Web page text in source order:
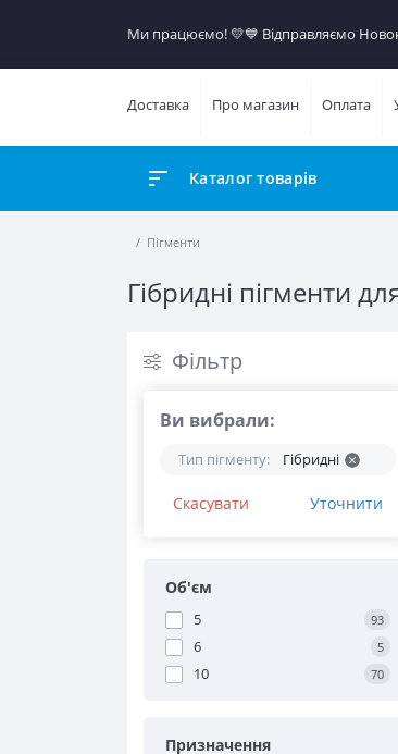
Ми працюємо! 💛​💙 Відправляємо
Доставка Про магазин Оплата
Каталог товарів
Пігменти
Гібридні пігменти
Фільтр
Ви вибрали:
Тип пігменту: Гібридні
Скасувати Уточнити
Об'єм
5 93
6 5
10 70
Призначення